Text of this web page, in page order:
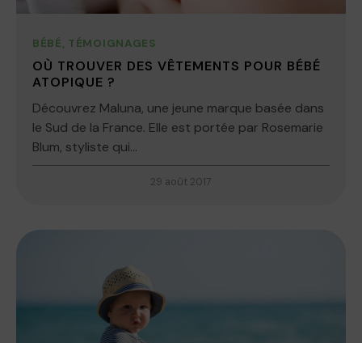
BÉBÉ, TÉMOIGNAGES
OÙ TROUVER DES VÊTEMENTS POUR BÉBÉ
ATOPIQUE ?
Découvrez Maluna, une jeune marque basée dans
le Sud de la France. Elle est portée par Rosemarie
Blum, styliste qui...
29 août 2017